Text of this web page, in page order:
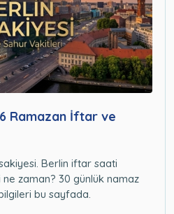
Ramazan İftar ve
Berlin iftar saati
zaman? 30 günlük namaz
bu sayfada.